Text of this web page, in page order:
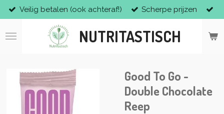
Ga
direct
naar
NUTRITASTISCH
Veilig betalen (ook achteraf!) Scherpe prijzen
Good To Go -
Double Chocolate
Reep